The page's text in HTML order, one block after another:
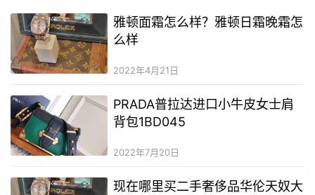
雅顿面霜怎么样？雅顿日霜晚霜怎
么样
2022年4月21日
PRADA普拉达进口小牛皮女士肩
背包1BD045
2022年7月20日
现在哪里买二手奢侈品华伦天奴大